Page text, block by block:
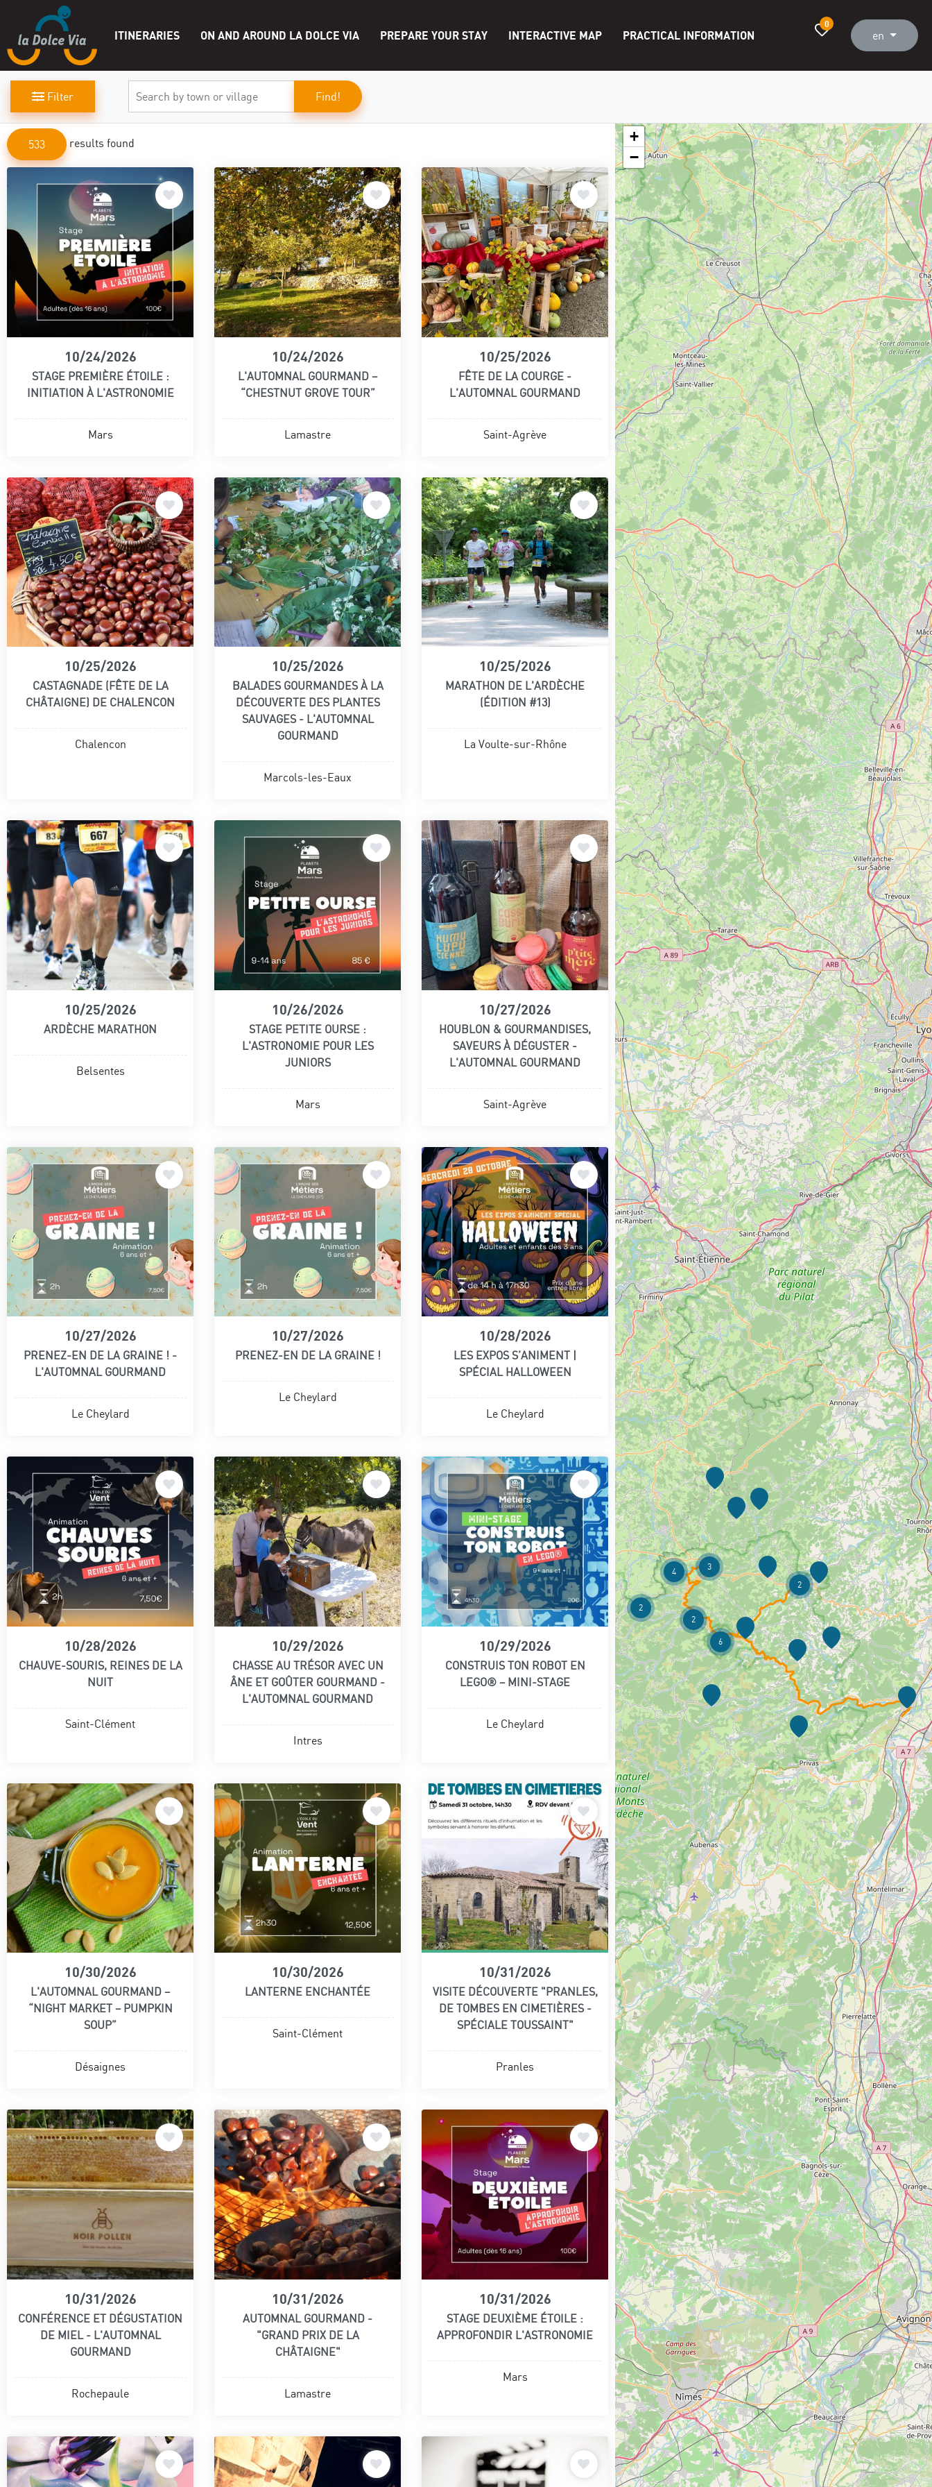
ITINERARIES ON AND AROUND LA DOLCE VIA PREPARE YOUR STAY INTERACTIVE MAP PRACTICAL INFORMATION
0
en
Filter Find!
533 results found
10/24/2026
STAGE PREMIÈRE ÉTOILE :
INITIATION À L'ASTRONOMIE
Mars
10/24/2026
L'AUTOMNAL GOURMAND –
“CHESTNUT GROVE TOUR”
Lamastre
10/25/2026
FÊTE DE LA COURGE -
L'AUTOMNAL GOURMAND
Saint-Agrève
10/25/2026
CASTAGNADE (FÊTE DE LA
CHÂTAIGNE) DE CHALENCON
Chalencon
10/25/2026
BALADES GOURMANDES À LA
DÉCOUVERTE DES PLANTES
SAUVAGES - L'AUTOMNAL
GOURMAND
Marcols-les-Eaux
10/25/2026
MARATHON DE L'ARDÈCHE
(ÉDITION #13)
La Voulte-sur-Rhône
10/25/2026
ARDÈCHE MARATHON
Belsentes
10/26/2026
STAGE PETITE OURSE :
L'ASTRONOMIE POUR LES
JUNIORS
Mars
10/27/2026
HOUBLON & GOURMANDISES,
SAVEURS À DÉGUSTER -
L'AUTOMNAL GOURMAND
Saint-Agrève
10/27/2026
PRENEZ-EN DE LA GRAINE ! -
L'AUTOMNAL GOURMAND
Le Cheylard
10/27/2026
PRENEZ-EN DE LA GRAINE !
Le Cheylard
10/28/2026
LES EXPOS S’ANIMENT |
SPÉCIAL HALLOWEEN
Le Cheylard
10/28/2026
CHAUVE-SOURIS, REINES DE LA
NUIT
Saint-Clément
10/29/2026
CHASSE AU TRÉSOR AVEC UN
ÂNE ET GOÛTER GOURMAND -
L'AUTOMNAL GOURMAND
Intres
10/29/2026
CONSTRUIS TON ROBOT EN
LEGO® – MINI-STAGE
Le Cheylard
10/30/2026
L'AUTOMNAL GOURMAND –
“NIGHT MARKET – PUMPKIN
SOUP”
Désaignes
10/30/2026
LANTERNE ENCHANTÉE
Saint-Clément
10/31/2026
VISITE DÉCOUVERTE "PRANLES,
DE TOMBES EN CIMETIÈRES -
SPÉCIALE TOUSSAINT"
Pranles
10/31/2026
CONFÉRENCE ET DÉGUSTATION
DE MIEL - L'AUTOMNAL
GOURMAND
Rochepaule
10/31/2026
AUTOMNAL GOURMAND -
"GRAND PRIX DE LA
CHÂTAIGNE"
Lamastre
10/31/2026
STAGE DEUXIÈME ÉTOILE :
APPROFONDIR L'ASTRONOMIE
Mars
2
6
2
2
3
4
+
−